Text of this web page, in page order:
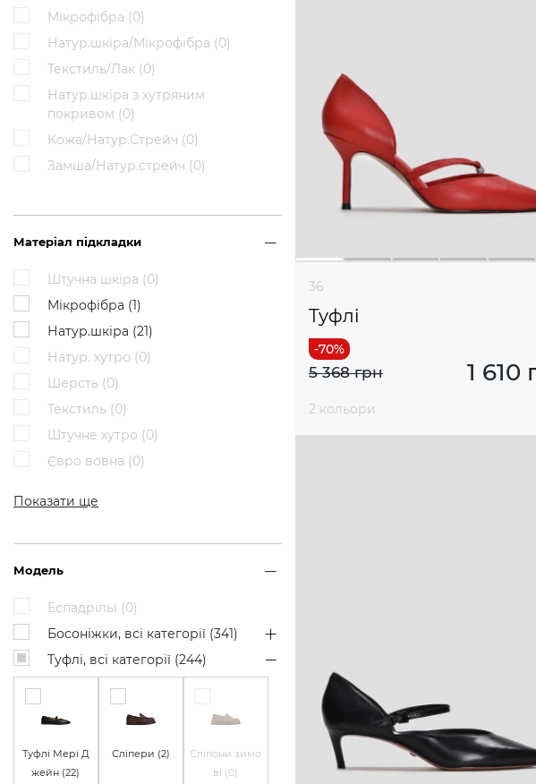
Мікрофібра (0)
Натур.шкіра/Мікрофібра (0)
Текстиль/Лак (0)
Натур.шкіра з хутряним
покривом (0)
Кожа/Натур.Стрейч (0)
Замша/Натур.стрейч (0)
Матеріал підкладки
Штучна шкіра (0)
Мікрофібра (1)
Натур.шкіра (21)
Натур. хутро (0)
Шерсть (0)
Текстиль (0)
Штучне хутро (0)
Євро вовна (0)
Показати ще
Модель
Еспадрільї (0)
Босоніжки, всі категорії (341)
Туфлі, всі категорії (244)
Туфлі Мері Д
жейн (22)
Сліпери (2)
Сліпони зимо
ві (0)
36
Туфлі
1 610
5 368 грн
2 кольори